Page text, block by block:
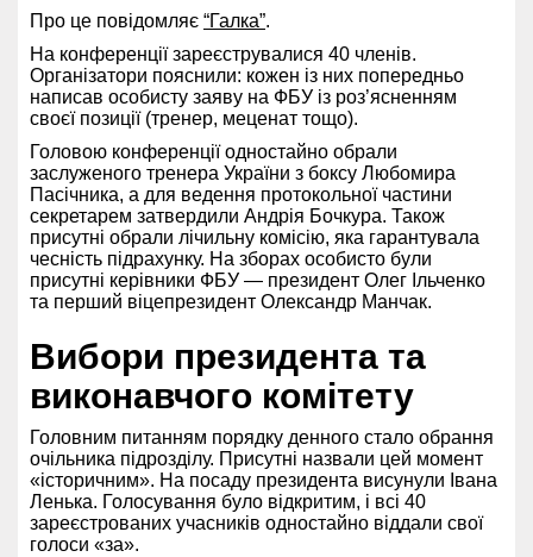
Про це повідомляє “Галка”.
На конференції зареєструвалися 40 членів.
Організатори пояснили: кожен із них попередньо
написав особисту заяву на ФБУ із роз’ясненням
своєї позиції (тренер, меценат тощо).
Головою конференції одностайно обрали
заслуженого тренера України з боксу Любомира
Пасічника, а для ведення протокольної частини
секретарем затвердили Андрія Бочкура. Також
присутні обрали лічильну комісію, яка гарантувала
чесність підрахунку. На зборах особисто були
присутні керівники ФБУ — президент Олег Ільченко
та перший віцепрезидент Олександр Манчак.
Вибори президента та
виконавчого комітету
Головним питанням порядку денного стало обрання
очільника підрозділу. Присутні назвали цей момент
«історичним». На посаду президента висунули Івана
Ленька. Голосування було відкритим, і всі 40
зареєстрованих учасників одностайно віддали свої
голоси «за».